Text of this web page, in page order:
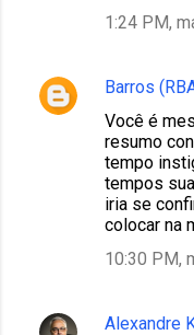
1:24 PM,
Barros
Você é
resumo
tempo
tempos
iria se
colocar na
10:30 PM,
Alexandre